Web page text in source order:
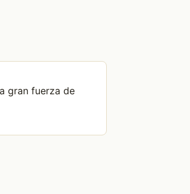
gran fuerza de